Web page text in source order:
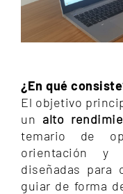
¿En qué
El objetivo
un alto
temario de
orientación y
diseñadas para
guiar de forma